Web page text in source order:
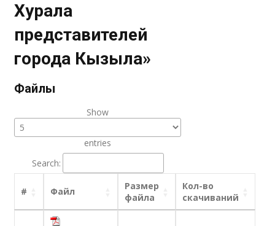
Хурала
представителей
города Кызыла»
Файлы
Show
entries
Search:
# Файл
Размер
файла
Кол-во
скачиваний